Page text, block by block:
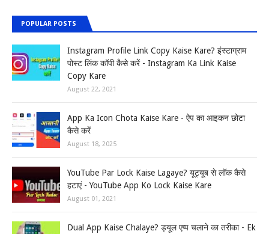
POPULAR POSTS
Instagram Profile Link Copy Kaise Kare? इंस्टाग्राम
पोस्ट लिंक कॉपी कैसे करें - Instagram Ka Link Kaise
Copy Kare
August 22, 2021
App Ka Icon Chota Kaise Kare - ऐप का आइकन छोटा
कैसे करें
August 18, 2025
YouTube Par Lock Kaise Lagaye? यूट्यूब से लॉक कैसे
हटाएं - YouTube App Ko Lock Kaise Kare
August 01, 2021
Dual App Kaise Chalaye? ड्यूल एप्प चलाने का तरीका - Ek